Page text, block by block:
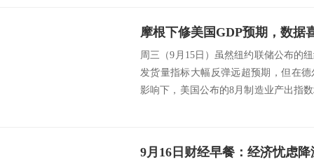
摩根下修美国GDP预期，数据
周三（9月15日）虽然纽约联储公布的
发货量指标大幅反弹远超预期，但在
影响下，美国公布的8月制造业产出指